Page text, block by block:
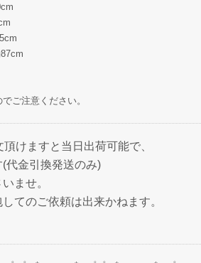
ご注意ください。
けますと当日出荷可能で、
代金引換発送のみ)
ませ。
てのご依頼は出来かねます。